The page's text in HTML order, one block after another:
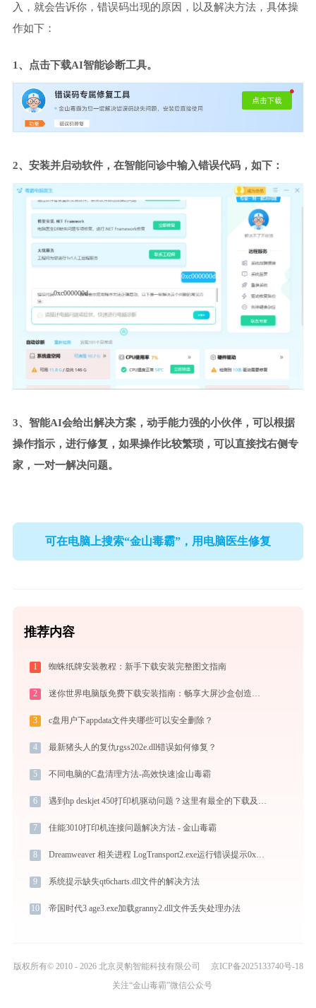
入，就会告诉你，错误码出现的原因，以及解决方法，具体操
作如下：
1、点击下载AI智能诊断工具。
2、安装并启动软件，在智能问诊中输入错误代码，如下：
0xc000000d
0xc000000d
3、智能AI会给出解决方案，动手能力强的小伙伴，可以根据
操作指示，进行修复，如果操作比较繁琐，可以直接找右侧专
家，一对一解决问题。
可在电脑上搜索“金山毒霸”，用电脑医生修复
推荐内容
1 蜘蛛纸牌安装教程：新手下载安装完整图文指南
2 迷你世界电脑版免费下载安装指南：畅享大屏沙盒创造与联机乐趣
3 c盘用户下appdata文件夹哪些可以安全删除？
4 最新猪头人的复仇rgss202e.dll错误如何修复？
5 不同电脑的C盘清理方法-高效快速|金山毒霸
6 遇到hp deskjet 450打印机驱动问题？这里有最全的下载及安装指导
7 佳能3010打印机连接问题解决方法 - 金山毒霸
8 Dreamweaver 相关进程 LogTransport2.exe运行错误提示0xc000007b的解决办法
9 系统提示缺失qt6charts.dll文件的解决方法
10 帝国时代3 age3.exe加载granny2.dll文件丢失处理办法
版权所有© 2010 - 2026 北京灵豹智能科技有限公司
京ICP备2025133740号-18
关注“金山毒霸”微信公众号